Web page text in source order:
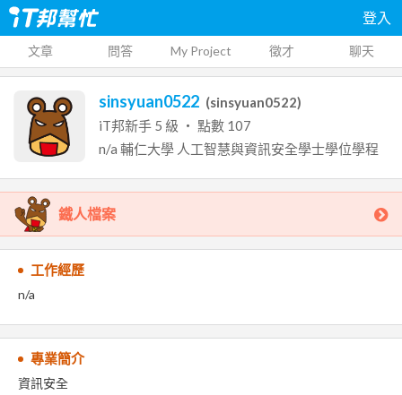
登入
文章 問答 My Project 徵才 聊天
sinsyuan0522 (sinsyuan0522)
iT邦新手 5 級 ‧ 點數 107
n/a 輔仁大學 人工智慧與資訊安全學士學位學程
鐵人檔案
工作經歷
n/a
專業簡介
資訊安全